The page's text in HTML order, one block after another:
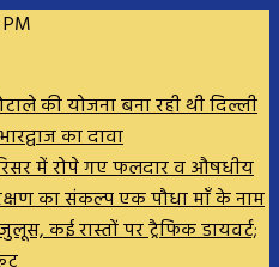
की योजना बना रही थी दिल्ली
का दावा
में रोपे गए फलदार व औषधीय
का संकल्प एक पौधा माँ के नाम
कई रास्तों पर ट्रैफिक डायवर्ट;